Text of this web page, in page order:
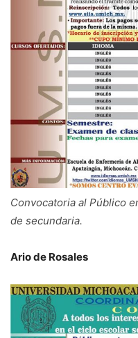
Convocatoria al Público
de secundaria.
Ario de Rosales